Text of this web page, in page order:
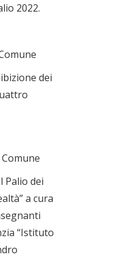
2022.
dei
Palio dei
a cura
“Istituto